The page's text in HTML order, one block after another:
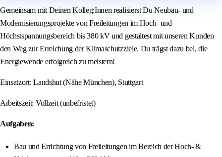
Gemeinsam mit Deinen Kolleg:Innen realisierst Du Neubau- und
Modernisierungsprojekte von Freileitungen im Hoch- und
Höchstspannungsbereich bis 380 kV und gestaltest mit unseren Kunden
den Weg zur Erreichung der Klimaschutzziele. Du trägst dazu bei, die
Energiewende erfolgreich zu meistern!
Einsatzort: Landshut (Nähe München), Stuttgart
Arbeitszeit: Vollzeit (unbefristet)
Aufgaben:
Bau und Errichtung von Freileitungen im Bereich der Hoch- &